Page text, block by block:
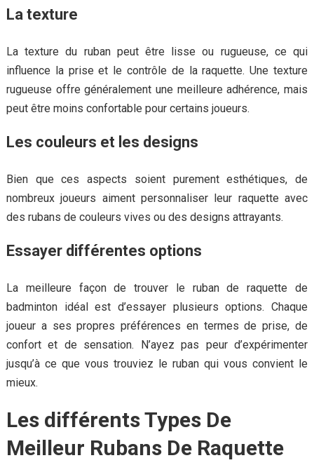
La texture
La texture du ruban peut être lisse ou rugueuse, ce qui
influence la prise et le contrôle de la raquette. Une texture
rugueuse offre généralement une meilleure adhérence, mais
peut être moins confortable pour certains joueurs.
Les couleurs et les designs
Bien que ces aspects soient purement esthétiques, de
nombreux joueurs aiment personnaliser leur raquette avec
des rubans de couleurs vives ou des designs attrayants.
Essayer différentes options
La meilleure façon de trouver le ruban de raquette de
badminton idéal est d’essayer plusieurs options. Chaque
joueur a ses propres préférences en termes de prise, de
confort et de sensation. N’ayez pas peur d’expérimenter
jusqu’à ce que vous trouviez le ruban qui vous convient le
mieux.
Les différents Types De
Meilleur Rubans De Raquette